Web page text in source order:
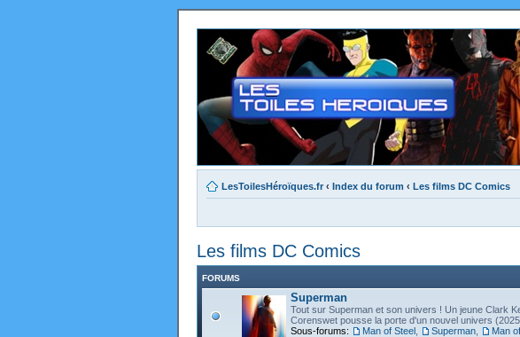
LesToilesHéroïques.fr ‹ Index du forum ‹ Les films DC Comics
Les films DC Comics
FORUMS
Superman
Tout sur Superman et son univers ! Un jeune Clark
Corenswet pousse la porte d'un nouvel univers
Sous-forums:
Man of Steel Superman Man